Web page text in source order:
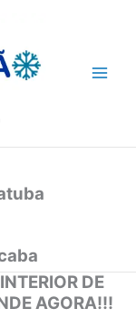
DE
AGORA!!!